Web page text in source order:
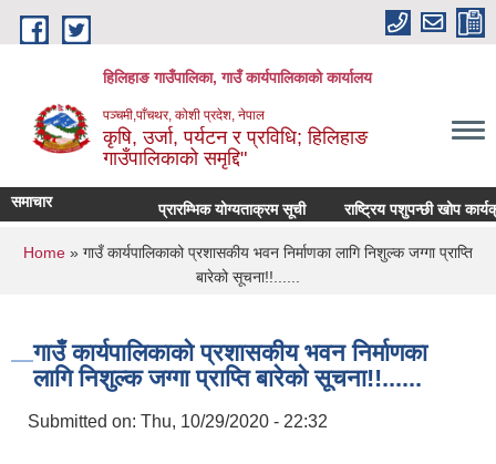
Skip to main content
हिलिहाङ गाउँपालिका, गाउँ कार्यपालिकाको कार्यालय
पञ्चमी,पाँचथर, कोशी प्रदेश, नेपाल
कृषि, उर्जा, पर्यटन र प्रविधि; हिलिहाङ
गाउँपालिकाको समृद्दि"
समाचार प्रारम्भिक योग्यताक्रम सूची राष्ट्रिय पशुपन्छी खोप
You are here
Home » गाउँ कार्यपालिकाको प्रशासकीय भवन निर्माणका लागि निशुल्क जग्गा प्राप्ति
बारेको सूचना!!......
गाउँ कार्यपालिकाको प्रशासकीय भवन निर्माणका
लागि निशुल्क जग्गा प्राप्ति बारेको सूचना!!......
Submitted on: Thu, 10/29/2020 - 22:32